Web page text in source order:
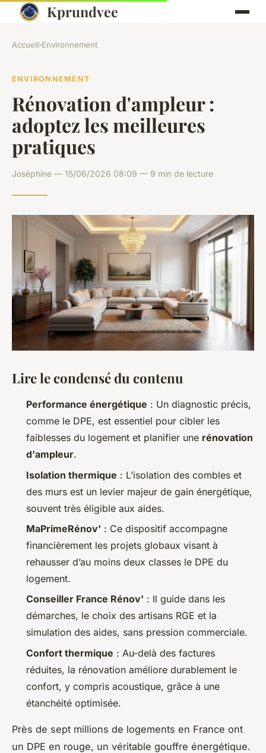
Kprundvee
Accueil›Environnement
ENVIRONNEMENT
Rénovation d'ampleur :
adoptez les meilleures
pratiques
Joséphine — 15/06/2026 08:09 — 9 min de lecture
Lire le condensé du contenu
Performance énergétique : Un diagnostic précis,
comme le DPE, est essentiel pour cibler les
faiblesses du logement et planifier une rénovation
d'ampleur.
Isolation thermique : L’isolation des combles et
des murs est un levier majeur de gain énergétique,
souvent très éligible aux aides.
MaPrimeRénov' : Ce dispositif accompagne
financièrement les projets globaux visant à
rehausser d’au moins deux classes le DPE du
logement.
Conseiller France Rénov' : Il guide dans les
démarches, le choix des artisans RGE et la
simulation des aides, sans pression commerciale.
Confort thermique : Au-delà des factures
réduites, la rénovation améliore durablement le
confort, y compris acoustique, grâce à une
étanchéité optimisée.
Près de sept millions de logements en France ont
un DPE en rouge, un véritable gouffre énergétique.